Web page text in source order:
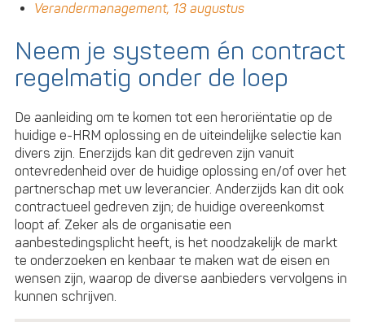
Verandermanagement, 13 augustus
Neem je systeem én contract
regelmatig onder de loep
De aanleiding om te komen tot een heroriëntatie op de
huidige e-HRM oplossing en de uiteindelijke selectie kan
divers zijn. Enerzijds kan dit gedreven zijn vanuit
ontevredenheid over de huidige oplossing en/of over het
partnerschap met uw leverancier. Anderzijds kan dit ook
contractueel gedreven zijn; de huidige overeenkomst
loopt af. Zeker als de organisatie een
aanbestedingsplicht heeft, is het noodzakelijk de markt
te onderzoeken en kenbaar te maken wat de eisen en
wensen zijn, waarop de diverse aanbieders vervolgens in
kunnen schrijven.